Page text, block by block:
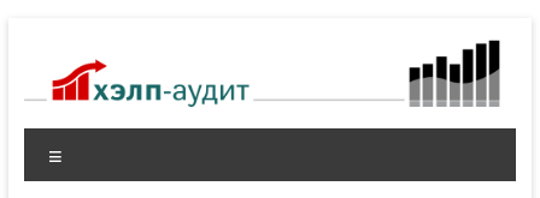
содержимому